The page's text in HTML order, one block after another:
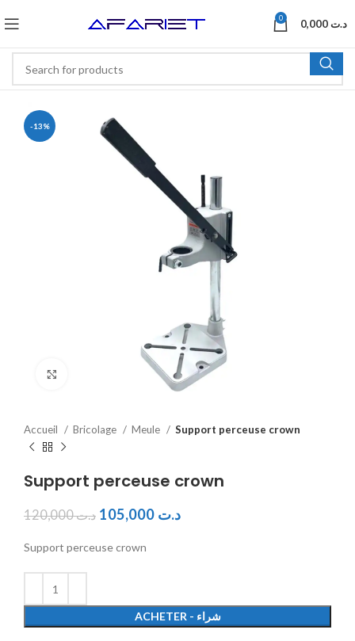
0 د.ت
-13%
Accueil Bricolage Meule Support perceuse crown
Support perceuse crown
د.ت120,000 د.ت
Support perceuse crown
ACHETER - شراء